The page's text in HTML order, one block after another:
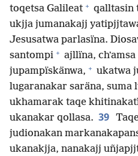
toqetsa Galileat + qalltasin
ukjja jumanakajj
Jesusatwa parlasïna.
santompi + ajllïna,
jupampïskänwa, + ukatwa
lugaranakar saräna, suma
ukhamarak taqe
ukanakar qollasa. 39
judionakan
ukanakjja, nanakajj